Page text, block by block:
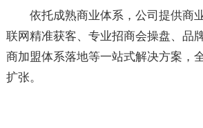
依托成熟商业体系，公司提供商
联网精准获客、专业招商会操盘、品
商加盟体系落地等一站式解决方案，
扩张。